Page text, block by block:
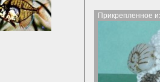
Прикрепленное